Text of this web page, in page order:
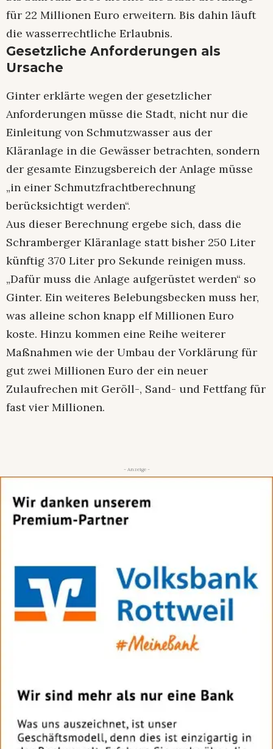
für 22 Millionen Euro erweitern. Bis dahin läuft
die wasserrechtliche Erlaubnis.
Gesetzliche Anforderungen als
Ursache
Ginter erklärte wegen der gesetzlicher
Anforderungen müsse die Stadt, nicht nur die
Einleitung von Schmutzwasser aus der
Kläranlage in die Gewässer betrachten, sondern
der gesamte Einzugsbereich der Anlage müsse
„in einer Schmutzfrachtberechnung
berücksichtigt werden“.
Aus dieser Berechnung ergebe sich, dass die
Schramberger Kläranlage statt bisher 250 Liter
künftig 370 Liter pro Sekunde reinigen muss.
„Dafür muss die Anlage aufgerüstet werden“ so
Ginter. Ein weiteres Belebungsbecken muss her,
was alleine schon knapp elf Millionen Euro
koste. Hinzu kommen eine Reihe weiterer
Maßnahmen wie der Umbau der Vorklärung für
gut zwei Millionen Euro der ein neuer
Zulaufrechen mit Geröll-, Sand- und Fettfang für
fast vier Millionen.
- Anzeige -